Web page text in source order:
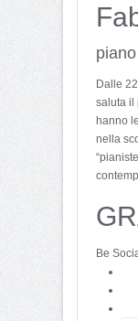
Dalle
saluta il
hanno
nella
Be